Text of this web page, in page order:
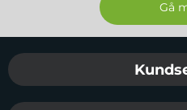
Sidfot Blandad